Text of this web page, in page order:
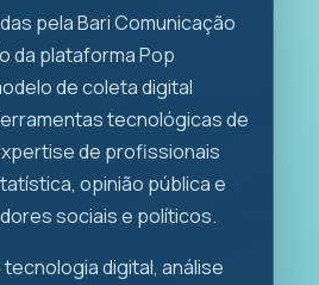
pela Bari Comunicação
da plataforma Pop
de coleta digital
tecnológicas de
de profissionais
opinião pública e
sociais e políticos.
digital, análise